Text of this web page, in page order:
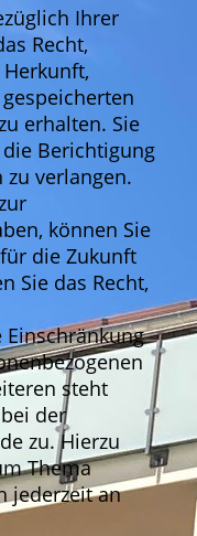
Ihrer
Recht,
erhalten. Sie
Berichtigung
verlangen.
können Sie
die Zukunft
Sie das Recht,
steht
der
zu. Hierzu
Thema
jederzeit an